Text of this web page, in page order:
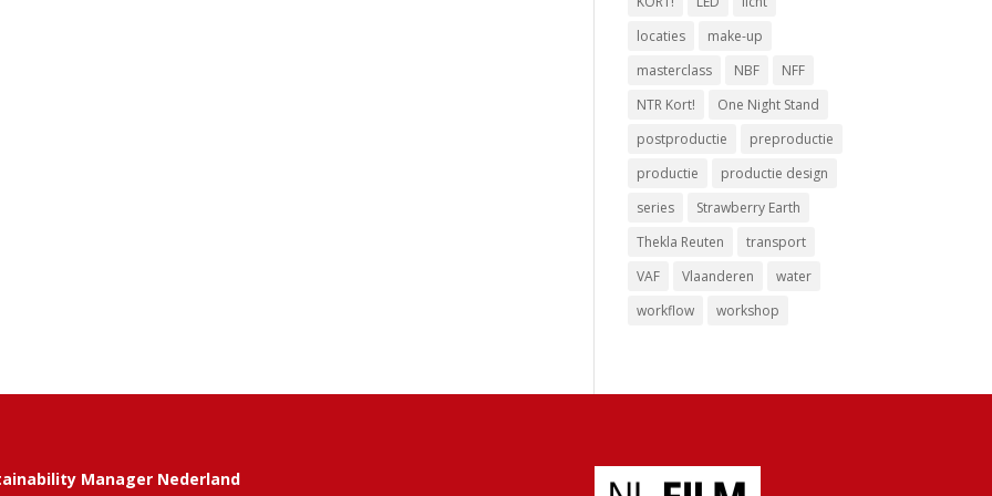
locaties
make-up
masterclass
NBF
NFF
NTR Kort!
One Night Stand
postproductie
preproductie
productie
productie design
series
Strawberry Earth
Thekla Reuten
transport
VAF
Vlaanderen
water
workflow
workshop
Manager Nederland